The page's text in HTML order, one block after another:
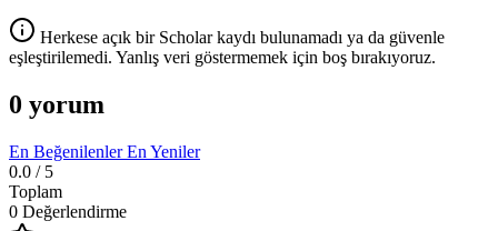
Herkese açık bir Scholar kaydı bulunamadı ya da güvenle
eşleştirilemedi. Yanlış veri göstermemek için boş bırakıyoruz.
0 yorum
En BeğenilenlerEn Yeniler
0.0 / 5
Toplam
0 Değerlendirme